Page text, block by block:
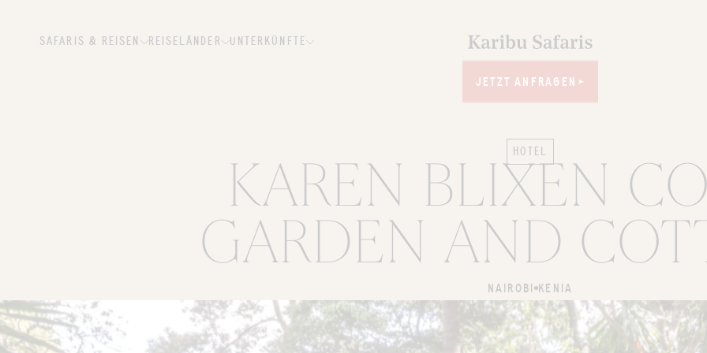
JETZT ANFRAGEN
JETZT ANFRAGEN
SAFARIS & REISEN REISELÄNDER UNTERKÜNFTE
HOTEL
KAREN BLIXEN
GARDEN AND
NAIROBI KENIA